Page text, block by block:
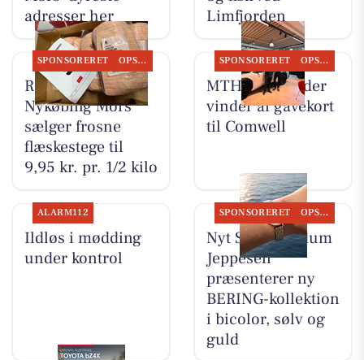
adresser her
Limfjorden
SPONSORERET OPSLAGSTAVLEN
REMA 1000
Nykøbing Mors
sælger frosne
flæskestege til
9,95 kr. pr. 1/2 kilo
SPONSORERET OPSLAGSTAVLEN
MTH Biler finder
vinder af gavekort
til Comwell
ALARM112
Ildløs i mødding
under kontrol
SPONSORERET OPSLAGSTAVLEN
Nyt Syn Brøndum
Jeppesen
præsenterer ny
BERING-kollektion
i bicolor, sølv og
guld